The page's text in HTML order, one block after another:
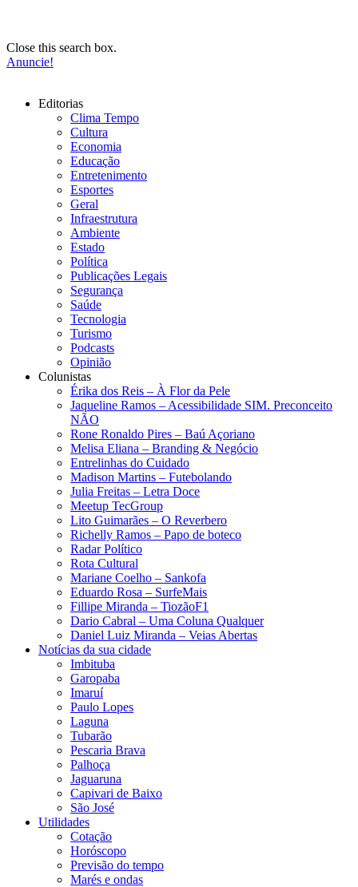
Close this search box.
Anuncie!
Editorias
Clima Tempo
Cultura
Economia
Educação
Entretenimento
Esportes
Geral
Infraestrutura
Ambiente
Estado
Política
Publicações Legais
Segurança
Saúde
Tecnologia
Turismo
Podcasts
Opinião
Colunistas
Érika dos Reis​ – À Flor da Pele
Jaqueline Ramos – Acessibilidade SIM. Preconceito
NÃO
Rone Ronaldo Pires – Baú Açoriano
Melisa Eliana – Branding & Negócio
Entrelinhas do Cuidado
Madison Martins – Futebolando
Julia Freitas​ – Letra Doce
Meetup TecGroup
Lito Guimarães – O Reverbero
Richelly Ramos​ – Papo de boteco
Radar Político
Rota Cultural
Mariane Coelho – Sankofa
Eduardo Rosa​ – SurfeMais
Fillipe Miranda – TiozãoF1
Dario Cabral – Uma Coluna Qualquer
Daniel Luiz Miranda – Veias Abertas
Notícias da sua cidade
Imbituba
Garopaba
Imaruí
Paulo Lopes
Laguna
Tubarão
Pescaria Brava
Palhoça
Jaguaruna
Capivari de Baixo
São José
Utilidades
Cotação
Horóscopo
Previsão do tempo
Marés e ondas